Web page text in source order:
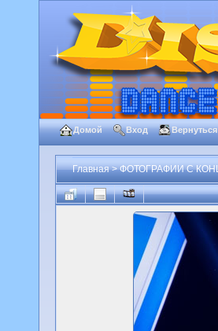
Домой Вход
Главная>ФОТОГРАФИИ С